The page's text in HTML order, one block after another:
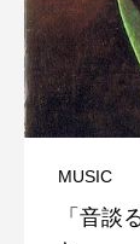
MUSIC
「音談